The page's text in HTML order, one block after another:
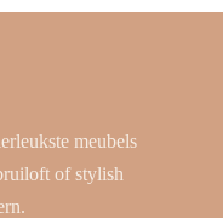
meubels
of stylish